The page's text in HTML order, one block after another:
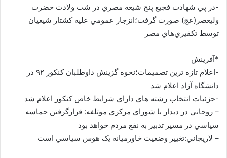
-در پي شهادت فجيع پنج شيعه مصري در شب ولادت حضرت
ولي‏عصر(عج) صورت گرفت؛انزجار عمومي عليه كشتار شيعيان
توسط تكفيري‌هاي مصر
*آفرینش
-اعلام تازه ترين تصميمات؛نحوه گزينش داوطلبان کنکور ۹۲ در
دانشگاه آزاد اعلام شد
-جزئيات انتخاب رشته هاي داراي شرايط خاص کنکور اعلام شد
– روحاني در ديدار با شوراي مرکزي موتلفه: قرارگرفتن حماسه
سياسي در مسير تدبير به نفع مردم خواهد بود
– لاريجاني:تغيير وضعيت خاورميانه يک هوس سياسي است